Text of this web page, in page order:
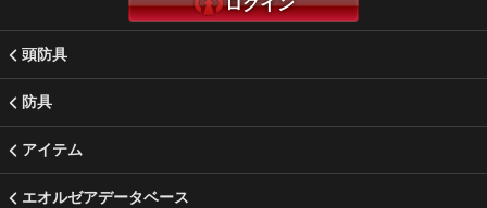
ログイン
頭防具
防具
アイテム
エオルゼアデータベース